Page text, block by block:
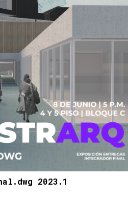
2023.1